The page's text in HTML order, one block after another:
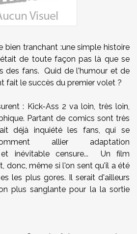
bien tranchant :une simple histoire
de toute façon pas là que se
des fans. Quid de l'humour et de
fait le succès du premier volet ?
: Kick-Ass 2 va loin, très loin,
Partant de comics sont très
déjà inquiété les fans, qui se
allier adaptation
et inévitable censure... Un film
donc, même si l'on sent qu'il a été
les plus gores. Il serait d'ailleurs
plus sanglante pour la la sortie